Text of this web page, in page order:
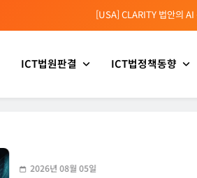
[INTERPOL] 아프리카 사
[소청백의 노동&사람] 삼성SDS
ICT법원판결 ICT법정책동향
월 05일